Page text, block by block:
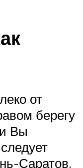
от
берегу
Вы
Саратов.